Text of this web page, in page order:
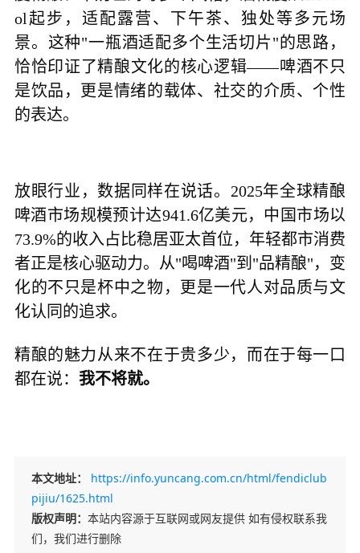
ol起步，适配露营、下午茶、独处等多元场
景。这种"一瓶酒适配多个生活切片"的思路，
恰恰印证了精酿文化的核心逻辑——啤酒不只
是饮品，更是情绪的载体、社交的介质、个性
的表达。
放眼行业，数据同样在说话。 2025年全球精酿
啤酒市场规模预计达941.6亿美元，中国市场以
73.9%的收入占比稳居亚太首位，年轻都市消费
者正是核心驱动力。从"喝啤酒"到"品精酿"，变
化的不只是杯中之物，更是一代人对品质与文
化认同的追求。
精酿的魅力从来不在于贵多少，而在于每一口
都在说： 我不将就。
本文地址：
https://info.yuncang.com.cn/html/fendiclub
pijiu/1625.html
版权声明： 本站内容源于互联网或网友提供 如有侵权联系我
们，我们进行删除